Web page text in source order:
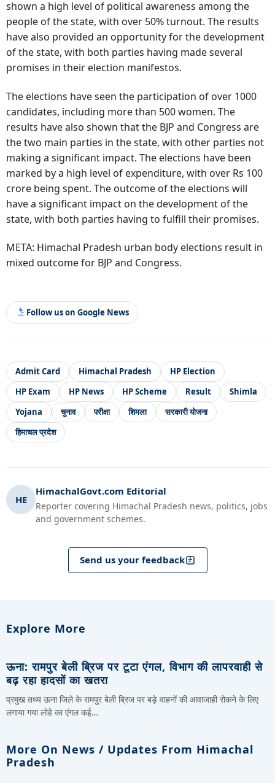
shown a high level of political awareness among the
people of the state, with over 50% turnout. The results
have also provided an opportunity for the development
of the state, with both parties having made several
promises in their election manifestos.
The elections have seen the participation of over 1000
candidates, including more than 500 women. The
results have also shown that the BJP and Congress are
the two main parties in the state, with other parties not
making a significant impact. The elections have been
marked by a high level of expenditure, with over Rs 100
crore being spent. The outcome of the elections will
have a significant impact on the development of the
state, with both parties having to fulfill their promises.
META: Himachal Pradesh urban body elections result in
mixed outcome for BJP and Congress.
Follow us on Google News
Admit Card Himachal Pradesh
HP Election
HP Exam
HP News HP Scheme Result
Shimla
Yojana
चुनाव परीक्षा शिमला
सरकारी योजना
हिमाचल प्रदेश
HE
HimachalGovt.com Editorial
Reporter covering Himachal Pradesh news, politics, jobs
and government schemes.
Send us your feedback
Explore More
ऊना: रामपुर बेली ब्रिज पर टूटा एंगल, विभाग की लापरवाही से
बढ़ रहा हादसों का खतरा
प्रमुख तथ्य ऊना जिले के रामपुर बेली ब्रिज पर बड़े वाहनों की आवाजाही रोकने के लिए
लगाया गया लोहे का एंगल कई…
More On News / Updates From Himachal
Pradesh